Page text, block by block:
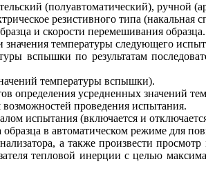
(полуавтоматический), ручной
резистивного типа (накальная
и скорости перемешивания образца.
температуры следующего
вспышки по результатам
температуры вспышки).
определения усредненных значений
проведения испытания.
испытания (включается и
в автоматическом режиме для
а также произвести
тепловой инерции с целью